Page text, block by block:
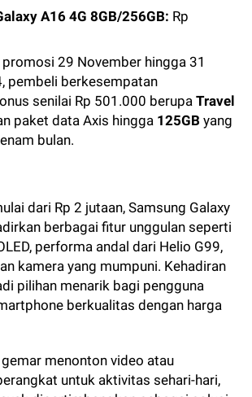
A16 4G 8GB/256GB: Rp
29 November hingga 31
pembeli berkesempatan
senilai Rp 501.000 berupaTravel
paket data Axis hingga 125GB yang
bulan.
dari Rp 2 jutaan, Samsung Galaxy
berbagai fitur unggulan seperti
performa andal dari Helio G99,
kamera yang mumpuni. Kehadiran
pilihan menarik bagi pengguna
berkualitas dengan harga
menonton video atau
untuk aktivitas sehari-hari,